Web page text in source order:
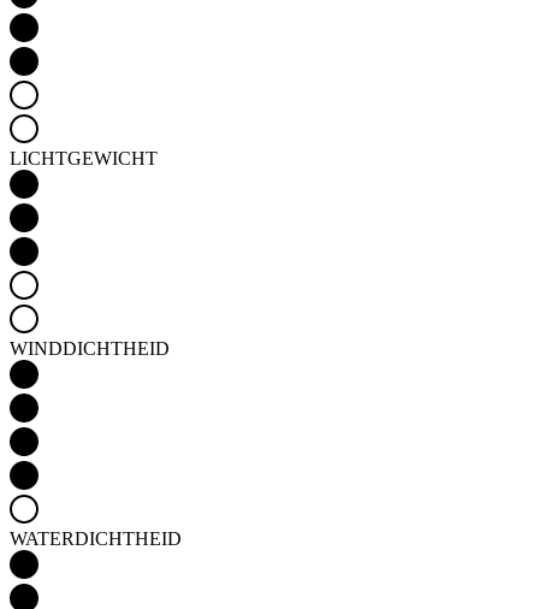
LICHTGEWICHT
WINDDICHTHEID
WATERDICHTHEID